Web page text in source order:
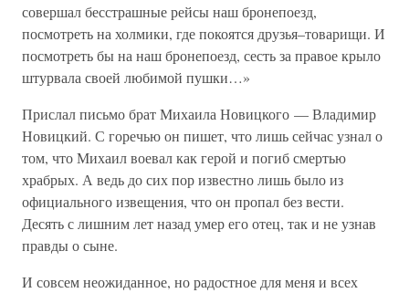
совершал бесстрашные рейсы наш бронепоезд,
посмотреть на холмики, где покоятся друзья–товарищи. И
посмотреть бы на наш бронепоезд, сесть за правое крыло
штурвала своей любимой пушки…»
Прислал письмо брат Михаила Новицкого — Владимир
Новицкий. С горечью он пишет, что лишь сейчас узнал о
том, что Михаил воевал как герой и погиб смертью
храбрых. А ведь до сих пор известно лишь было из
официального извещения, что он пропал без вести.
Десять с лишним лет назад умер его отец, так и не узнав
правды о сыне.
И совсем неожиданное, но радостное для меня и всех